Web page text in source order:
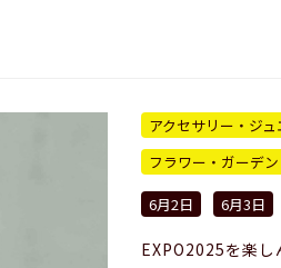
アクセサリー・ジュ
フラワー・ガーデ
6月2日
6月3日
EXPO2025を楽